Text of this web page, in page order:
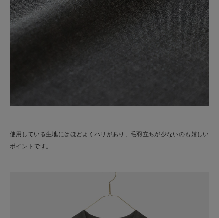
使用している生地にはほどよくハリがあり、毛羽立ちが少ないのも嬉しい
ポイントです。